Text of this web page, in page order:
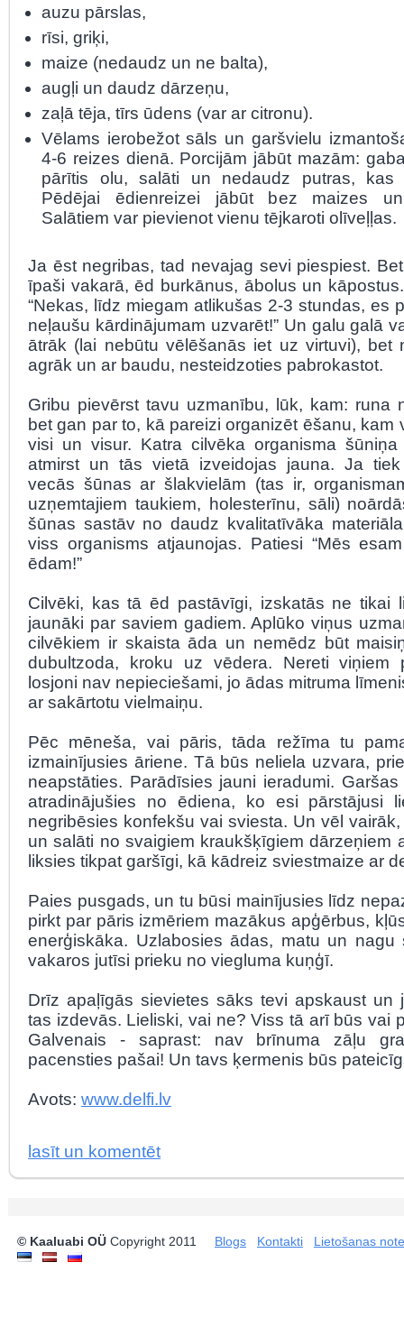
auzu pārslas,
rīsi, griķi,
maize (nedaudz un ne balta),
augļi un daudz dārzeņu,
zaļā tēja, tīrs ūdens (var ar citronu).
Vēlams ierobežot sāls un garšvielu
4-6 reizes dienā. Porcijām jābūt mazām:
pārītis olu, salāti un nedaudz putras, kas
Pēdējai ēdienreizei jābūt bez maizes un
Salātiem var pievienot vienu tējkaroti olīveļļas.
Ja ēst negribas, tad nevajag sevi piespiest.
īpaši vakarā, ēd burkānus, ābolus un
“Nekas, līdz miegam atlikušas 2-3 stundas, es
neļaušu kārdinājumam uzvarēt!” Un galu galā
ātrāk (lai nebūtu vēlēšanās iet uz virtuvi), bet
agrāk un ar baudu, nesteidzoties pabrokastot.
Gribu pievērst tavu uzmanību, lūk, kam: runa
bet gan par to, kā pareizi organizēt ēšanu, kam
visi un visur. Katra cilvēka organisma
atmirst un tās vietā izveidojas jauna. Ja
vecās šūnas ar šlakvielām (tas ir,
uzņemtajiem taukiem, holesterīnu, sāli)
šūnas sastāv no daudz kvalitatīvāka
viss organisms atjaunojas. Patiesi “Mēs
ēdam!”
Cilvēki, kas tā ēd pastāvīgi, izskatās ne tikai
jaunāki par saviem gadiem. Aplūko viņus
cilvēkiem ir skaista āda un nemēdz būt
dubultzoda, kroku uz vēdera. Nereti viņiem
losjoni nav nepieciešami, jo ādas mitruma
ar sakārtotu vielmaiņu.
Pēc mēneša, vai pāris, tāda režīma tu
izmainījusies āriene. Tā būs neliela uzvara,
neapstāties. Parādīsies jauni ieradumi.
atradinājušies no ēdiena, ko esi pārstājusi
negribēsies konfekšu vai sviesta. Un vēl
un salāti no svaigiem kraukšķīgiem dārzeņiem
liksies tikpat garšīgi, kā kādreiz sviestmaize ar
Paies pusgads, un tu būsi mainījusies līdz
pirkt par pāris izmēriem mazākus apģērbus,
enerģiskāka. Uzlabosies ādas, matu un nagu
vakaros jutīsi prieku no viegluma kuņģī.
Drīz apaļīgās sievietes sāks tevi apskaust un
tas izdevās. Lieliski, vai ne? Viss tā arī būs vai
Galvenais - saprast: nav brīnuma zāļu
pacensties pašai! Un tavs ķermenis būs
Avots: www.delfi.lv
lasīt un komentēt
© Kaaluabi OÜ Copyright 2011 Blogs Kontakti Lietošanas